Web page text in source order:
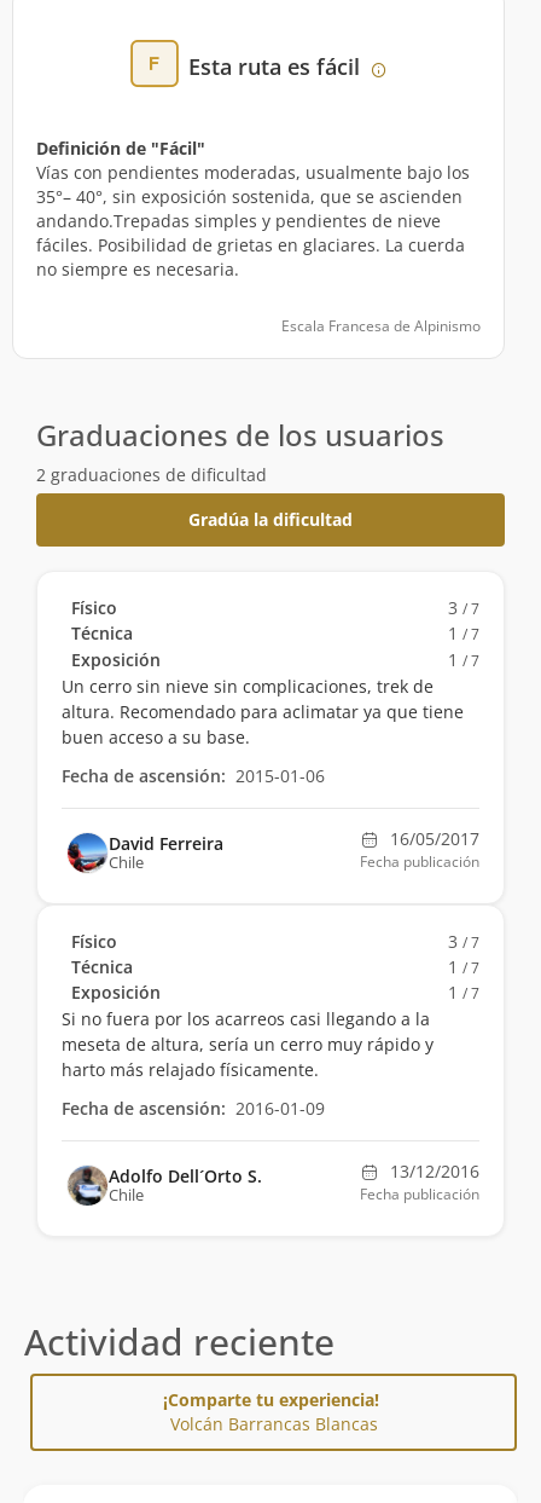
Esta ruta es fácil
Definición de "Fácil"
Vías con pendientes moderadas, usualmente bajo los
35°– 40°, sin exposición sostenida, que se ascienden
andando.Trepadas simples y pendientes de nieve
fáciles. Posibilidad de grietas en glaciares. La cuerda
no siempre es necesaria.
Escala Francesa de Alpinismo
Graduaciones de los usuarios
2 graduaciones de dificultad
Gradúa la dificultad
Físico 3 / 7
Técnica 1 / 7
Exposición 1 / 7
Un cerro sin nieve sin complicaciones, trek de
altura. Recomendado para aclimatar ya que tiene
buen acceso a su base.
Fecha de ascensión: 2015-01-06
David Ferreira
Chile
16/05/2017
Fecha publicación
Físico 3 / 7
Técnica 1 / 7
Exposición 1 / 7
Si no fuera por los acarreos casi llegando a la
meseta de altura, sería un cerro muy rápido y
harto más relajado físicamente.
Fecha de ascensión: 2016-01-09
Adolfo Dell´Orto S.
Chile
13/12/2016
Fecha publicación
Actividad reciente
¡Comparte tu experiencia!
Volcán Barrancas Blancas